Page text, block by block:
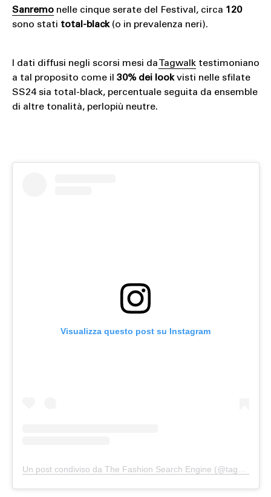
Sanremonelle cinque serate del Festival, circa 120
sono stati total-black(o in prevalenza neri).
I dati diffusi negli scorsi mesi da Tagwalktestimoniano
a tal proposito come il 30% dei lookvisti nelle sfilate
SS24 sia total-black, percentuale seguita da ensemble
di altre tonalità, perlopiù neutre.
Visualizza questo post su Instagram